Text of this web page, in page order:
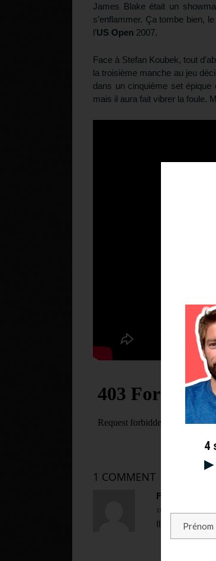
James Blake était un
s’enflammer. Ça tombe bien,
l’US Open 2007.
Face à Stefan Koubek, tout
la troisième manche au jeu
dans un cinquième set épique
mais il aura fait vibrer la foule.
1 COMMENT
Fred
19 juin 2013 at 20 h
Il est trop bien
4
▶︎